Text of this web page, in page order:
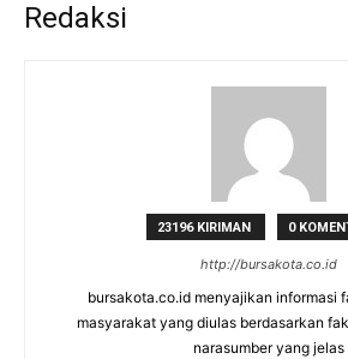
Redaksi
23196 KIRIMAN 0
http://bursakota.co.id
bursakota.co.id menyajikan informasi
masyarakat yang diulas berdasarkan
narasumber yang jelas